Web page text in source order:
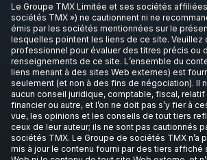
Le Groupe TMX Limitée et ses sociétés
sociétés TMX ») ne cautionnent ni ne
émis par les sociétés mentionnées sur le
lesquelles pointent les liens de ce site. Veuillez
professionnel pour évaluer des titres précis ou
renseignements de ce site. L’ensemble du
liens menant à des sites Web externes) est
seulement (et non à des fins de négociation). Il
aucun conseil juridique, comptable, fiscal,
financier ou autre, et l’on ne doit pas s’y fier à
vue, les opinions et les conseils de tout tiers
ceux de leur auteur; ils ne sont pas cautionnés
sociétés TMX. Le Groupe de sociétés TMX n’a
mis à jour le contenu fourni par des tiers affiché